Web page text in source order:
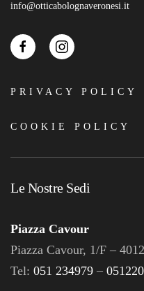
info@otticabolognaveronesi.it
PRIVACY POLICY
COOKIE POLICY
Le Nostre Sedi
Piazza Cavour
Piazza Cavour, 1/F –
Tel: 051 234979 –